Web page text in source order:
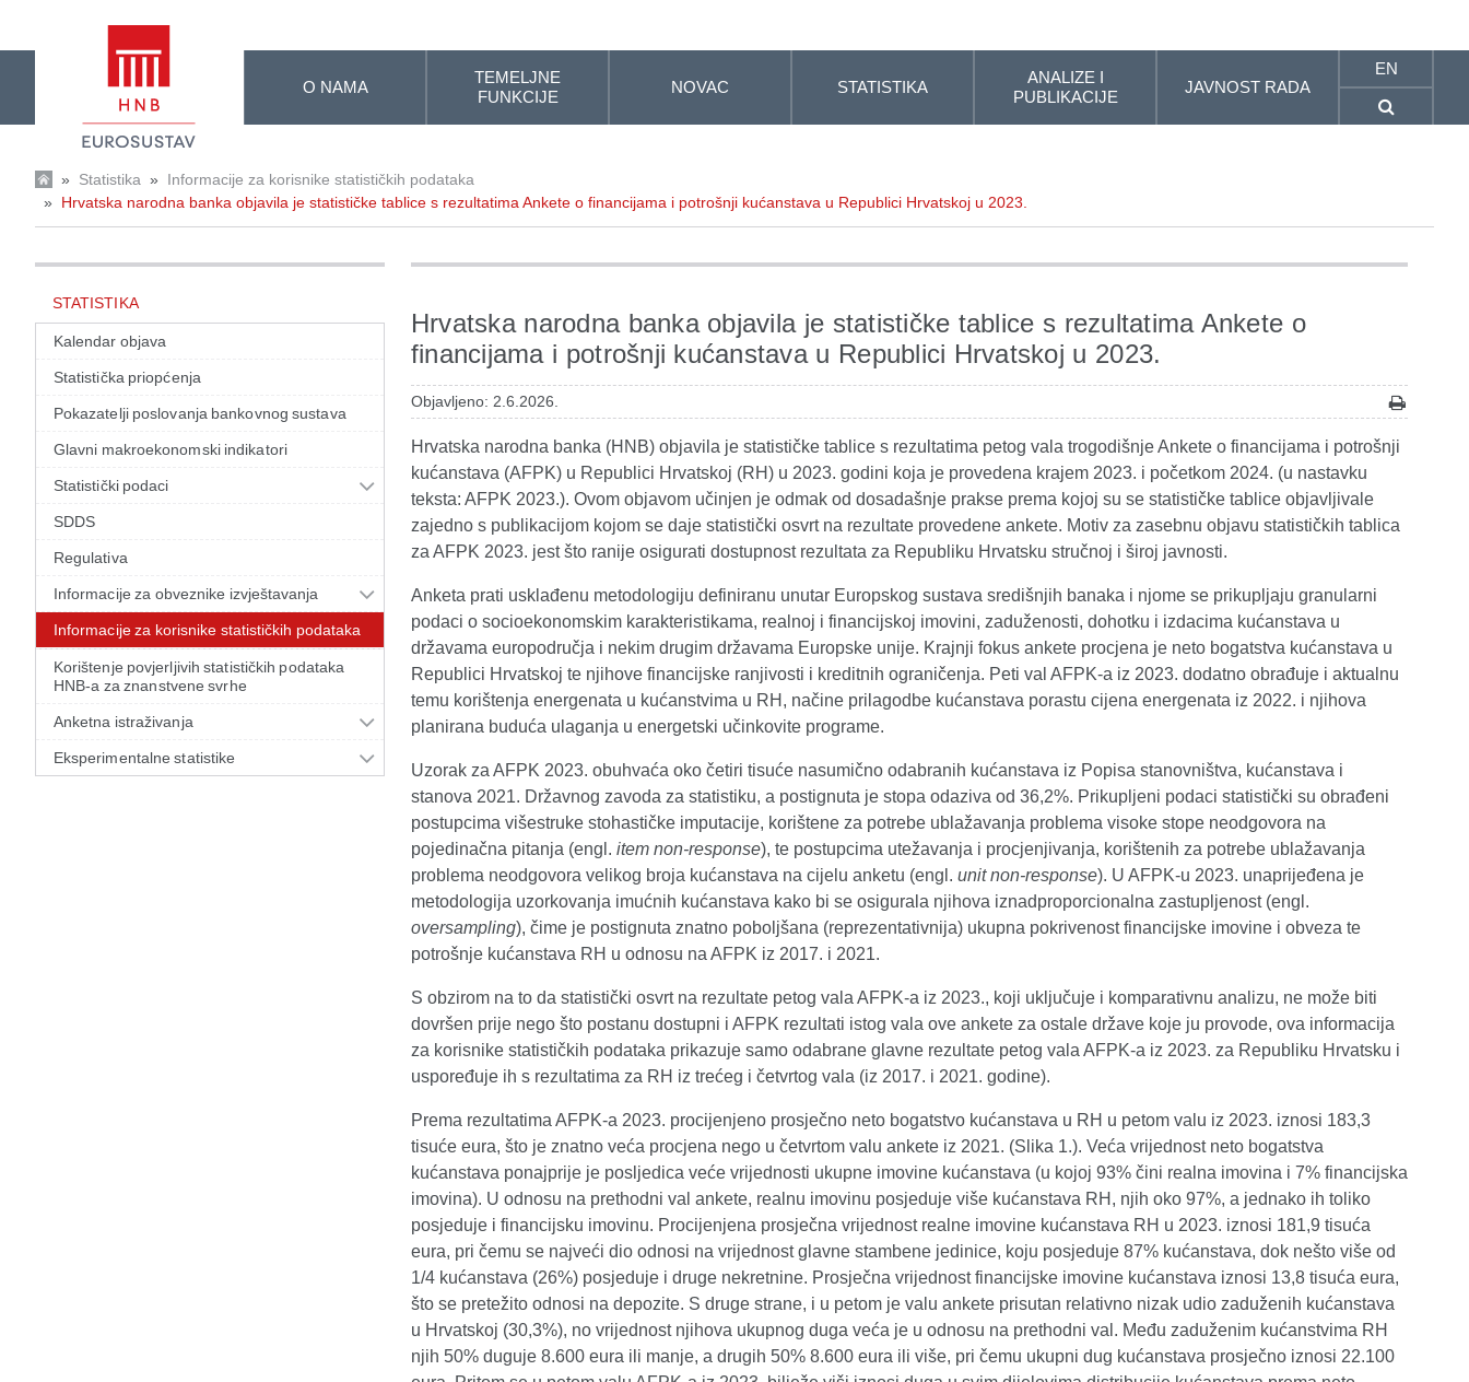
O NAMA
TEMELJNE
FUNKCIJE
NOVAC STATISTIKA
ANALIZE I
PUBLIKACIJE
JAVNOST RADA
EN
» Statistika » Informacije za korisnike statističkih podataka
» Hrvatska narodna banka objavila je statističke tablice s rezultatima Ankete o financijama i potrošnji kućanstava u Republici Hrvatskoj u 2023.
STATISTIKA
Kalendar objava
Statistička priopćenja
Pokazatelji poslovanja bankovnog sustava
Glavni makroekonomski indikatori
Statistički podaci
SDDS
Regulativa
Informacije za obveznike izvještavanja
Informacije za korisnike statističkih podataka
Korištenje povjerljivih statističkih podataka
HNB-a za znanstvene svrhe
Anketna istraživanja
Eksperimentalne statistike
Hrvatska narodna banka objavila je statističke tablice s rezultatima Ankete o
financijama i potrošnji kućanstava u Republici Hrvatskoj u 2023.
Objavljeno: 2.6.2026.
Hrvatska narodna banka (HNB) objavila je statističke tablice s rezultatima petog vala trogodišnje Ankete o financijama i potrošnji
kućanstava (AFPK) u Republici Hrvatskoj (RH) u 2023. godini koja je provedena krajem 2023. i početkom 2024. (u nastavku
teksta: AFPK 2023.). Ovom objavom učinjen je odmak od dosadašnje prakse prema kojoj su se statističke tablice objavljivale
zajedno s publikacijom kojom se daje statistički osvrt na rezultate provedene ankete. Motiv za zasebnu objavu statističkih tablica
za AFPK 2023. jest što ranije osigurati dostupnost rezultata za Republiku Hrvatsku stručnoj i široj javnosti.
Anketa prati usklađenu metodologiju definiranu unutar Europskog sustava središnjih banaka i njome se prikupljaju granularni
podaci o socioekonomskim karakteristikama, realnoj i financijskoj imovini, zaduženosti, dohotku i izdacima kućanstava u
državama europodručja i nekim drugim državama Europske unije. Krajnji fokus ankete procjena je neto bogatstva kućanstava u
Republici Hrvatskoj te njihove financijske ranjivosti i kreditnih ograničenja. Peti val AFPK-a iz 2023. dodatno obrađuje i aktualnu
temu korištenja energenata u kućanstvima u RH, načine prilagodbe kućanstava porastu cijena energenata iz 2022. i njihova
planirana buduća ulaganja u energetski učinkovite programe.
Uzorak za AFPK 2023. obuhvaća oko četiri tisuće nasumično odabranih kućanstava iz Popisa stanovništva, kućanstava i
stanova 2021. Državnog zavoda za statistiku, a postignuta je stopa odaziva od 36,2%. Prikupljeni podaci statistički su obrađeni
postupcima višestruke stohastičke imputacije, korištene za potrebe ublažavanja problema visoke stope neodgovora na
pojedinačna pitanja (engl. item non-response), te postupcima utežavanja i procjenjivanja, korištenih za potrebe ublažavanja
problema neodgovora velikog broja kućanstava na cijelu anketu (engl. unit non-response). U AFPK-u 2023. unaprijeđena je
metodologija uzorkovanja imućnih kućanstava kako bi se osigurala njihova iznadproporcionalna zastupljenost (engl.
oversampling), čime je postignuta znatno poboljšana (reprezentativnija) ukupna pokrivenost financijske imovine i obveza te
potrošnje kućanstava RH u odnosu na AFPK iz 2017. i 2021.
S obzirom na to da statistički osvrt na rezultate petog vala AFPK-a iz 2023., koji uključuje i komparativnu analizu, ne može biti
dovršen prije nego što postanu dostupni i AFPK rezultati istog vala ove ankete za ostale države koje ju provode, ova informacija
za korisnike statističkih podataka prikazuje samo odabrane glavne rezultate petog vala AFPK-a iz 2023. za Republiku Hrvatsku i
uspoređuje ih s rezultatima za RH iz trećeg i četvrtog vala (iz 2017. i 2021. godine).
Prema rezultatima AFPK-a 2023. procijenjeno prosječno neto bogatstvo kućanstava u RH u petom valu iz 2023. iznosi 183,3
tisuće eura, što je znatno veća procjena nego u četvrtom valu ankete iz 2021. (Slika 1.). Veća vrijednost neto bogatstva
kućanstava ponajprije je posljedica veće vrijednosti ukupne imovine kućanstava (u kojoj 93% čini realna imovina i 7% financijska
imovina). U odnosu na prethodni val ankete, realnu imovinu posjeduje više kućanstava RH, njih oko 97%, a jednako ih toliko
posjeduje i financijsku imovinu. Procijenjena prosječna vrijednost realne imovine kućanstava RH u 2023. iznosi 181,9 tisuća
eura, pri čemu se najveći dio odnosi na vrijednost glavne stambene jedinice, koju posjeduje 87% kućanstava, dok nešto više od
1/4 kućanstava (26%) posjeduje i druge nekretnine. Prosječna vrijednost financijske imovine kućanstava iznosi 13,8 tisuća eura,
što se pretežito odnosi na depozite. S druge strane, i u petom je valu ankete prisutan relativno nizak udio zaduženih kućanstava
u Hrvatskoj (30,3%), no vrijednost njihova ukupnog duga veća je u odnosu na prethodni val. Među zaduženim kućanstvima RH
njih 50% duguje 8.600 eura ili manje, a drugih 50% 8.600 eura ili više, pri čemu ukupni dug kućanstava prosječno iznosi 22.100